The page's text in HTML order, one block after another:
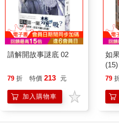
請解開故事謎底 02
79 折 特價 213 元
加入購物車
如
貓
79